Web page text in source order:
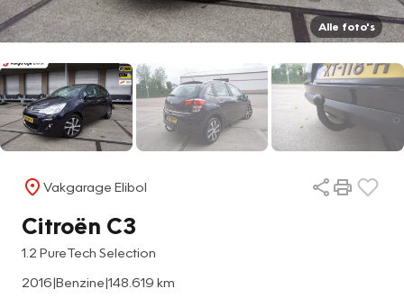
Alle foto's
Vakgarage Elibol
Citroën C3
1.2 PureTech Selection
2016|Benzine|148.619 km